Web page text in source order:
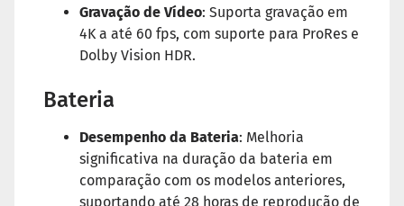
Gravação de Vídeo: Suporta gravação em
4K a até 60 fps, com suporte para ProRes e
Dolby Vision HDR.
Bateria
Desempenho da Bateria: Melhoria
significativa na duração da bateria em
comparação com os modelos anteriores,
suportando até 28 horas de reprodução de